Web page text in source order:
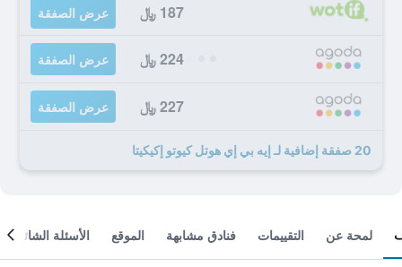
187 ﷼ عرض الصفقة
224 ﷼ عرض الصفقة
227 ﷼ عرض الصفقة
20 صفقة إضافية لـ إيه بي إي هوتل كيوتو إكيكيتا
لمحة عن التقييمات فنادق مشابهة الموقع الأسئلة الشائعة